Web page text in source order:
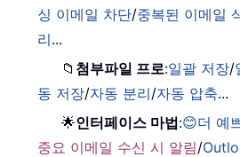
싱 이메일 차단/중복된 이메일
리...
📁 첨부파일 프로:일괄 저장/
동 저장/자동 분리/자동 압축...
🌟인터페이스 마법:😊더 예
중요 이메일 수신 시 알림/